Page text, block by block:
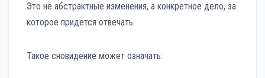
Это не абстрактные изменения, а конкретное дело, за
которое придется отвечать.
Такое сновидение может означать: